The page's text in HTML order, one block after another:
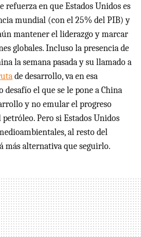
refuerza en que Estados Unidos es
mundial (con el 25% del PIB) y
mantener el liderazgo y marcar
globales. Incluso la presencia de
la semana pasada y su llamado a
de desarrollo, va en esa
el que se le pone a China
y no emular el progreso
Pero si Estados Unidos
al resto del
más alternativa que seguirlo.